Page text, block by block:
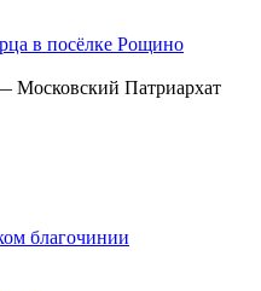
в посёлке Рощино
Московский Патриархат
благочинии